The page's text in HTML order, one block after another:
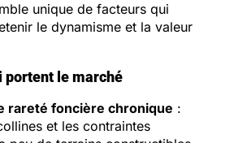
unique de facteurs qui
le dynamisme et la valeur
portent le marché
rareté foncière chronique :
et les contraintes